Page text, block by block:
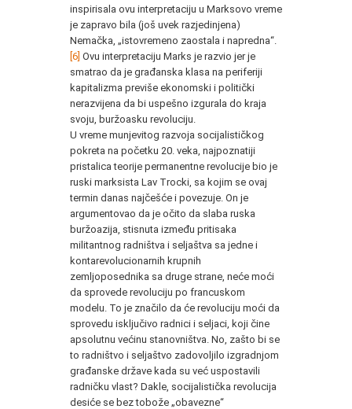
inspirisala ovu interpretaciju u Marksovo vreme
je zapravo bila (još uvek razjedinjena)
Nemačka, „istovremeno zaostala i napredna“.
[6] Ovu interpretaciju Marks je razvio jer je
smatrao da je građanska klasa na periferiji
kapitalizma previše ekonomski i politički
nerazvijena da bi uspešno izgurala do kraja
svoju, buržoasku revoluciju.
U vreme munjevitog razvoja socijalističkog
pokreta na početku 20. veka, najpoznatiji
pristalica teorije permanentne revolucije bio je
ruski marksista Lav Trocki, sa kojim se ovaj
termin danas najčešće i povezuje. On je
argumentovao da je očito da slaba ruska
buržoazija, stisnuta između pritisaka
militantnog radništva i seljaštva sa jedne i
kontarevolucionarnih krupnih
zemljoposednika sa druge strane, neće moći
da sprovede revoluciju po francuskom
modelu. To je značilo da će revoluciju moći da
sprovedu isključivo radnici i seljaci, koji čine
apsolutnu većinu stanovništva. No, zašto bi se
to radništvo i seljaštvo zadovoljilo izgradnjom
građanske države kada su već uspostavili
radničku vlast? Dakle, socijalistička revolucija
desiće se bez tobože „obavezne“